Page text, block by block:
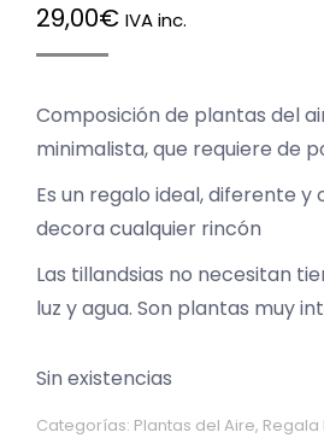
29,00€ IVA inc.
Composición de plantas del
minimalista, que requiere de
Es un regalo ideal, diferente
decora cualquier rincón
Las tillandsias no necesitan
luz y agua. Son plantas muy
Sin existencias
Categorías: Plantas del Aire, Regala